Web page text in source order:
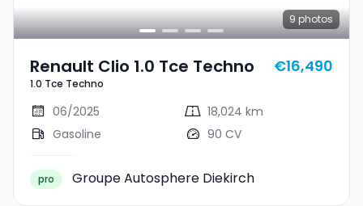
9 photos
Renault Clio 1.0 Tce Techno
1.0 Tce Techno
€16,490
06/2025
18,024 km
Gasoline
90 CV
pro Groupe Autosphere Diekirch